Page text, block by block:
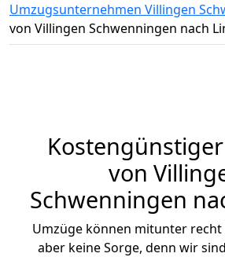
Umzugsunternehmen Villingen
von Villingen Schwenningen nach
von
Schwenningen
Umzüge können mitunter recht
aber keine Sorge, denn wir